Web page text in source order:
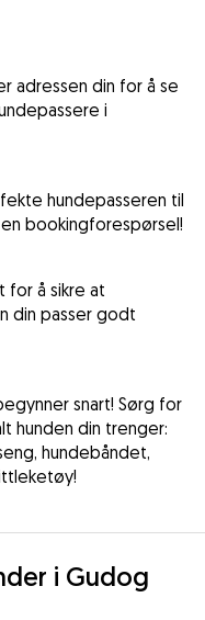
adressen din for å se
i
hundepasseren til
bookingforespørsel!
for å sikre at
din passer godt
snart! Sørg for
hunden din trenger:
hundebåndet,
i Gudog